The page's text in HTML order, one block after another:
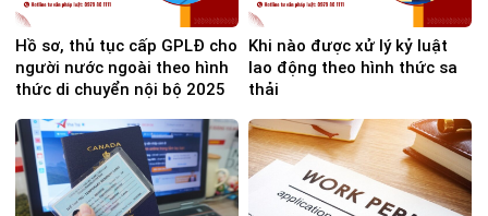
Hồ sơ, thủ tục cấp GPLĐ cho
người nước ngoài theo hình
thức di chuyển nội bộ 2025
Khi nào được xử lý kỷ luật
lao động theo hình thức sa
thải